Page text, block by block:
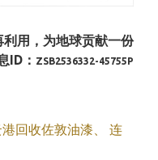
利用，为地球贡献一份
ID： ZSB2536332-45755P
回收佐敦油漆
连